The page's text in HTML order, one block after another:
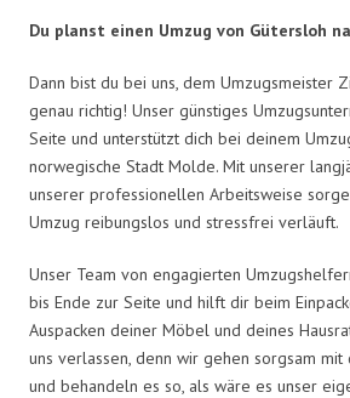
Du planst einen Umzug von Gütersloh
Dann bist du bei uns, dem Umzugsmeister
genau richtig! Unser günstiges
Seite und unterstützt dich bei deinem
norwegische Stadt Molde. Mit unserer
unserer professionellen Arbeitsweise
Umzug reibungslos und stressfrei verläuft.
Unser Team von engagierten
bis Ende zur Seite und hilft dir beim
Auspacken deiner Möbel und deines
uns verlassen, denn wir gehen sorgsam mit
und behandeln es so, als wäre es unser